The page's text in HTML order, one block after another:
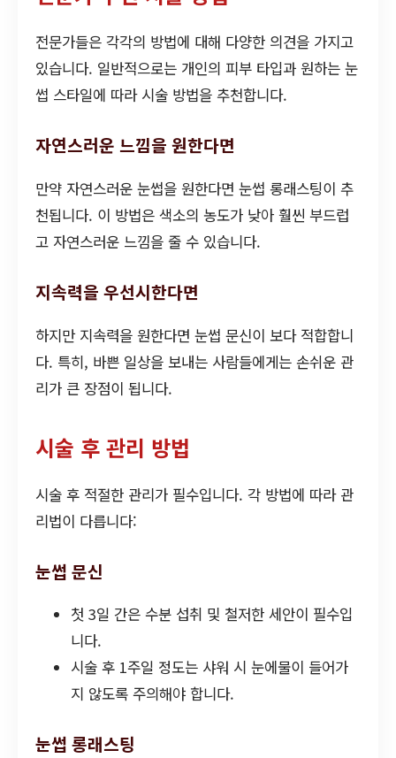
전문가들은 각각의 방법에 대해 다양한 의견을 가지고
있습니다. 일반적으로는 개인의 피부 타입과 원하는 눈
썹 스타일에 따라 시술 방법을 추천합니다.
자연스러운 느낌을 원한다면
만약 자연스러운 눈썹을 원한다면 눈썹 롱래스팅이 추
천됩니다. 이 방법은 색소의 농도가 낮아 훨씬 부드럽
고 자연스러운 느낌을 줄 수 있습니다.
지속력을 우선시한다면
하지만 지속력을 원한다면 눈썹 문신이 보다 적합합니
다. 특히, 바쁜 일상을 보내는 사람들에게는 손쉬운 관
리가 큰 장점이 됩니다.
시술 후 관리 방법
시술 후 적절한 관리가 필수입니다. 각 방법에 따라 관
리법이 다릅니다:
눈썹 문신
첫 3일 간은 수분 섭취 및 철저한 세안이 필수입
니다.
시술 후 1주일 정도는 샤워 시 눈에물이 들어가
지 않도록 주의해야 합니다.
눈썹 롱래스팅